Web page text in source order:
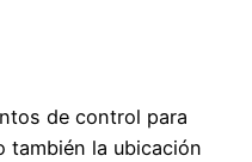
de control para
también la ubicación